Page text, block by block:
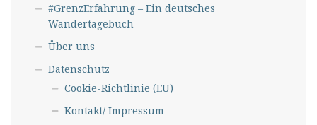
#GrenzErfahrung – Ein deutsches
Wandertagebuch
Über uns
Datenschutz
Cookie-Richtlinie (EU)
Kontakt/ Impressum